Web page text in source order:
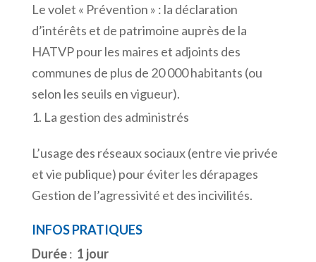
Le volet « Prévention » : la déclaration
d’intérêts et de patrimoine auprès de la
HATVP pour les maires et adjoints des
communes de plus de 20 000 habitants (ou
selon les seuils en vigueur).
La gestion des administrés
L’usage des réseaux sociaux (entre vie privée
et vie publique) pour éviter les dérapages
Gestion de l’agressivité et des incivilités.
INFOS PRATIQUES
Durée: 1 jour